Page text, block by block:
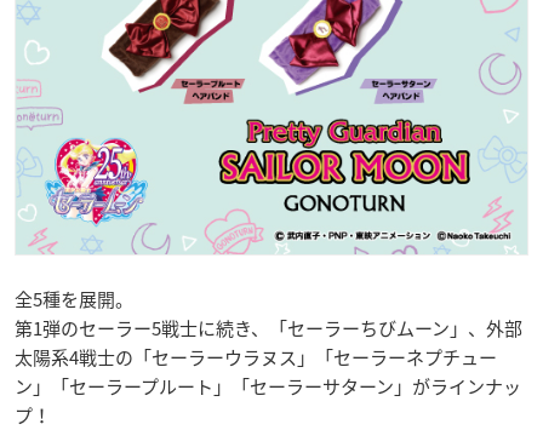
全5種を展開。
第1弾のセーラー5戦士に続き、「セーラーちびムーン」、外部
太陽系4戦士の「セーラーウラヌス」「セーラーネプチュー
ン」「セーラープルート」「セーラーサターン」がラインナッ
プ！